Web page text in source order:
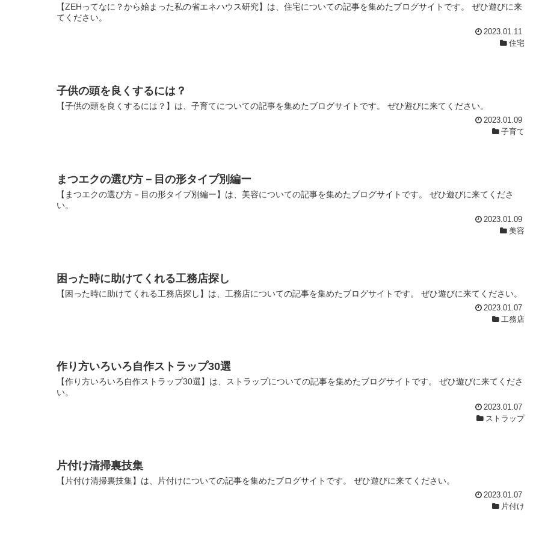
【ZEHってなに？から始まった私の省エネハウス研究】は、住宅についての記事を集めたブログサイトです。 ぜひ遊びに来
てください。
2023.01.11
住宅
子供の頭を良くするには？
【子供の頭を良くするには？】は、子育てについての記事を集めたブログサイトです。 ぜひ遊びに来てください。
2023.01.09
子育て
まつエクの選び方－目の形タイプ別編ー
【まつエクの選び方－目の形タイプ別編ー】は、美容についての記事を集めたブログサイトです。 ぜひ遊びに来てくださ
い。
2023.01.09
美容
困った時に助けてくれる工務店探し
【困った時に助けてくれる工務店探し】は、工務店についての記事を集めたブログサイトです。 ぜひ遊びに来てください。
2023.01.07
工務店
作り方いろいろ自作ストラップ30選
【作り方いろいろ自作ストラップ30選】は、ストラップについての記事を集めたブログサイトです。 ぜひ遊びに来てくださ
い。
2023.01.07
ストラップ
片付け清掃裏技集
【片付け清掃裏技集】は、片付けについての記事を集めたブログサイトです。 ぜひ遊びに来てください。
2023.01.07
片付け